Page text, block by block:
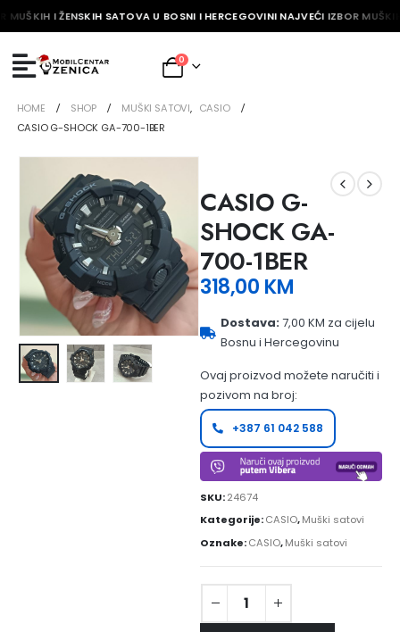
MUŠKIH I ŽENSKIH SATOVA U BOSNI I HERCEGOVINI NAJVEĆI IZBOR
0
HOME SHOP MUŠKI SATOVI, CASIO
CASIO G-SHOCK GA-700-1BER
CASIO G-
SHOCK GA-
700-1BER
318,00 KM
Dostava:7,00 KM za cijelu
Bosnu i Hercegovinu
Ovaj proizvod možete naručiti i
pozivom na broj:
+387 61 042 588
SKU:24674
Kategorije:CASIO,Muški satovi
Oznake:CASIO,Muški satovi